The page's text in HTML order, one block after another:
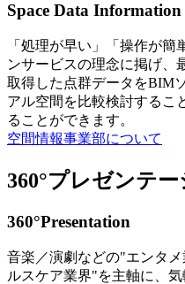
Space Data
「処理が早い」「操作が
ンサービスの理念に掲げ、
取得した点群データをBIM
アル空間を比較検討するこ
ることができます。
空間情報事業部について
360°プレゼンテ
360°Presentation
音楽／演劇などの"エンタ
ルスケア業界"を主軸に、